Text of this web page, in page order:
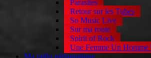
Parasites
Retour sur les Tubes
So Music Live
Sur ma route
Spirit of Rock
Une Femme Un